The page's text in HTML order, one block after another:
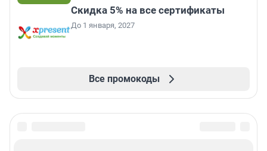
Скидка 5% на все сертификаты
До 1 января, 2027
Все промокоды